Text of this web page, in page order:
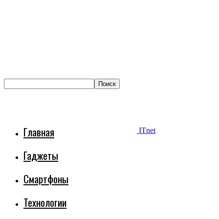
ITnet
Главная
Гаджеты
Смартфоны
Технологии